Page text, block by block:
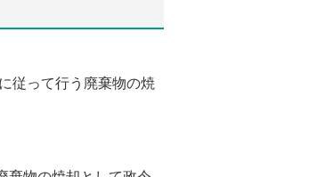
従って行う廃棄物の焼